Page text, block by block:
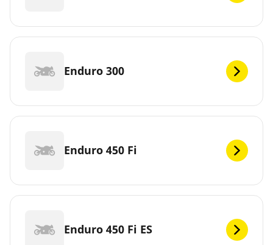
Enduro 300
Enduro 450 Fi
Enduro 450 Fi ES